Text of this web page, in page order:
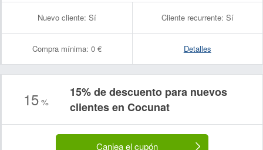
Nuevo cliente: Sí Cliente recurrente: Sí
Compra mínima: 0 € Detalles
15 %
15% de descuento para nuevos
clientes en Cocunat
Canjea el cupón